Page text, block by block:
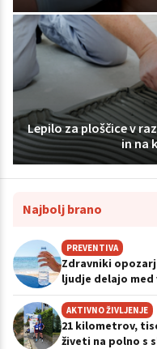
Lepilo za ploščice v
in na
Najbolj brano
PREVENTIVA
Zdravniki
ljudje delajo med
AKTIVNO ŽIVLJENJE
21 kilometrov,
živeti na polno s